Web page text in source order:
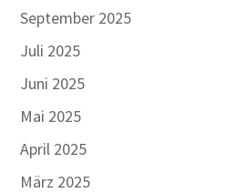
September 2025
Juli 2025
Juni 2025
Mai 2025
April 2025
März 2025